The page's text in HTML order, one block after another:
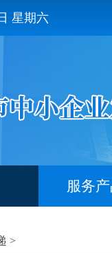
星期六
服务
>